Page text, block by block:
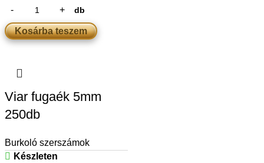
db
Kosárba teszem
Viar fugaék 5mm
250db
Burkoló szerszámok
Készleten